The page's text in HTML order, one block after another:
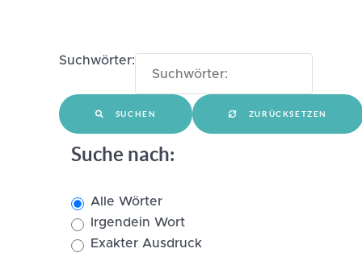
Suchwörter:
SUCHEN ZURÜCKSETZEN
Suche nach:
Alle Wörter
Irgendein Wort
Exakter Ausdruck